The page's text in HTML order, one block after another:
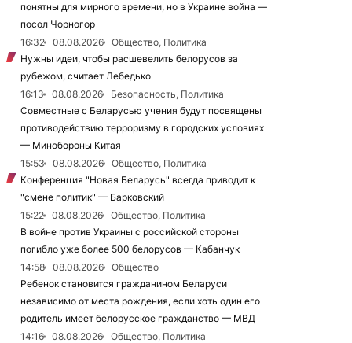
понятны для мирного времени, но в Украине война —
посол Чорногор
16:32
08.08.2026
Общество, Политика
Нужны идеи, чтобы расшевелить белорусов за
рубежом, считает Лебедько
16:13
08.08.2026
Безопасность, Политика
Совместные с Беларусью учения будут посвящены
противодействию терроризму в городских условиях
— Минобороны Китая
15:53
08.08.2026
Общество, Политика
Конференция "Новая Беларусь" всегда приводит к
"смене политик" — Барковский
15:22
08.08.2026
Общество, Политика
В войне против Украины с российской стороны
погибло уже более 500 белорусов — Кабанчук
14:58
08.08.2026
Общество
Ребенок становится гражданином Беларуси
независимо от места рождения, если хоть один его
родитель имеет белорусское гражданство — МВД
14:16
08.08.2026
Общество, Политика